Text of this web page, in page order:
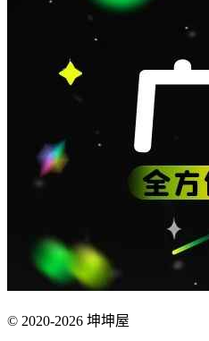
© 2020-2026 坤坤屋